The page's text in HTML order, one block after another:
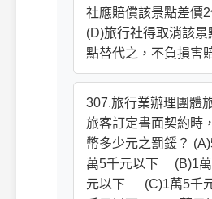
社應賠償該景點差價
(D)旅行社得取消該景
點替代之，不負損害
307.旅行業辦理團體
旅客訂定書面契約時
幣多少元之罰鍰？
萬5千元以下 (B)1萬
元以下 (C)1萬5千